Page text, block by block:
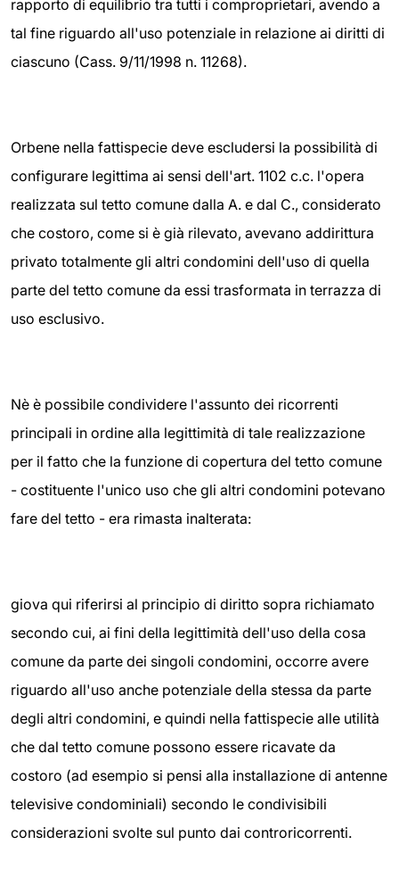
rapporto di equilibrio tra tutti i comproprietari, avendo a
tal fine riguardo all'uso potenziale in relazione ai diritti di
ciascuno (Cass. 9/11/1998 n. 11268).
Orbene nella fattispecie deve escludersi la possibilità di
configurare legittima ai sensi dell'art. 1102 c.c. l'opera
realizzata sul tetto comune dalla A. e dal C., considerato
che costoro, come si è già rilevato, avevano addirittura
privato totalmente gli altri condomini dell'uso di quella
parte del tetto comune da essi trasformata in terrazza di
uso esclusivo.
Nè è possibile condividere l'assunto dei ricorrenti
principali in ordine alla legittimità di tale realizzazione
per il fatto che la funzione di copertura del tetto comune
- costituente l'unico uso che gli altri condomini potevano
fare del tetto - era rimasta inalterata:
giova qui riferirsi al principio di diritto sopra richiamato
secondo cui, ai fini della legittimità dell'uso della cosa
comune da parte dei singoli condomini, occorre avere
riguardo all'uso anche potenziale della stessa da parte
degli altri condomini, e quindi nella fattispecie alle utilità
che dal tetto comune possono essere ricavate da
costoro (ad esempio si pensi alla installazione di antenne
televisive condominiali) secondo le condivisibili
considerazioni svolte sul punto dai controricorrenti.